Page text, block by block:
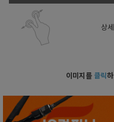
상
이미지를 클릭